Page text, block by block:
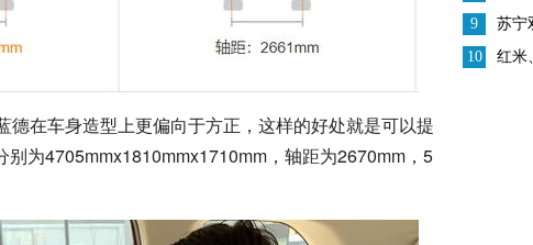
在车身造型上更偏向于方正，这样的好处就是可以提
为4705mmx1810mmx1710mm，轴距为2670mm，5
里！
9
苏宁
长
10
红米